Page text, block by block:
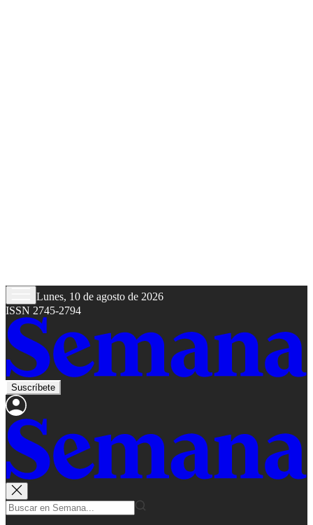
Lunes, 10 de agosto de 2026
ISSN 2745-2794
Suscríbete